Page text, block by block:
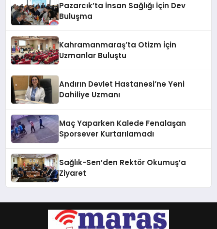
Pazarcık’ta İnsan Sağlığı İçin Dev
Buluşma
Kahramanmaraş’ta Otizm İçin
Uzmanlar Buluştu
Andırın Devlet Hastanesi’ne Yeni
Dahiliye Uzmanı
Maç Yaparken Kalede Fenalaşan
Sporsever Kurtarılamadı
Sağlık-Sen’den Rektör Okumuş’a
Ziyaret